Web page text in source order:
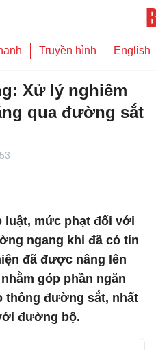
Truyền hình English
Xử lý nghiêm
qua đường sắt
luật, mức phạt đối với
ngang khi đã có tín
đã được nâng lên
góp phần ngăn
thông đường sắt, nhất
đường bộ.